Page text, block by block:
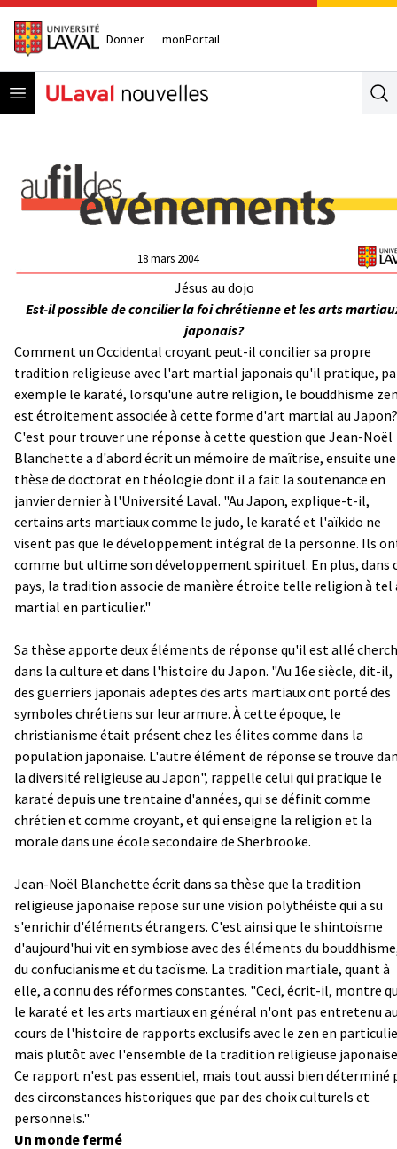
Donner monPortail
Open menu
18 mars 2004
Jésus au dojo
Est-il possible de concilier la foi chrétienne et les arts
japonais?
Comment un Occidental croyant peut-il concilier sa propre
tradition religieuse avec l'art martial japonais qu'il pratique,
exemple le karaté, lorsqu'une autre religion, le bouddhisme
est étroitement associée à cette forme d'art martial au Japon?
C'est pour trouver une réponse à cette question que Jean-Noël
Blanchette a d'abord écrit un mémoire de maîtrise, ensuite une
thèse de doctorat en théologie dont il a fait la soutenance en
janvier dernier à l'Université Laval. "Au Japon, explique-t-il,
certains arts martiaux comme le judo, le karaté et l'aïkido ne
visent pas que le développement intégral de la personne. Ils
comme but ultime son développement spirituel. En plus, dans
pays, la tradition associe de manière étroite telle religion à tel
martial en particulier."
Sa thèse apporte deux éléments de réponse qu'il est allé
dans la culture et dans l'histoire du Japon. "Au 16e siècle, dit-il,
des guerriers japonais adeptes des arts martiaux ont porté des
symboles chrétiens sur leur armure. À cette époque, le
christianisme était présent chez les élites comme dans la
population japonaise. L'autre élément de réponse se trouve
la diversité religieuse au Japon", rappelle celui qui pratique le
karaté depuis une trentaine d'années, qui se définit comme
chrétien et comme croyant, et qui enseigne la religion et la
morale dans une école secondaire de Sherbrooke.
Jean-Noël Blanchette écrit dans sa thèse que la tradition
religieuse japonaise repose sur une vision polythéiste qui a su
s'enrichir d'éléments étrangers. C'est ainsi que le shintoïsme
d'aujourd'hui vit en symbiose avec des éléments du
du confucianisme et du taoïsme. La tradition martiale, quant à
elle, a connu des réformes constantes. "Ceci, écrit-il, montre
le karaté et les arts martiaux en général n'ont pas entretenu
cours de l'histoire de rapports exclusifs avec le zen en
mais plutôt avec l'ensemble de la tradition religieuse
Ce rapport n'est pas essentiel, mais tout aussi bien déterminé
des circonstances historiques que par des choix culturels et
personnels."
Un monde fermé